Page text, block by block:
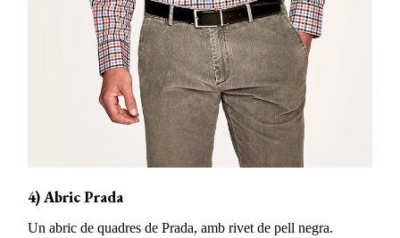
4) Abric Prada
Un abric de quadres de Prada, amb rivet de pell negra.